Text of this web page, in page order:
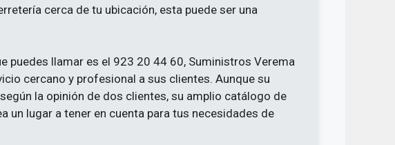
cerca de tu ubicación, esta puede ser una
puedes llamar es el 923 20 44 60, Suministros Verema
cercano y profesional a sus clientes. Aunque su
la opinión de dos clientes, su amplio catálogo de
un lugar a tener en cuenta para tus necesidades de